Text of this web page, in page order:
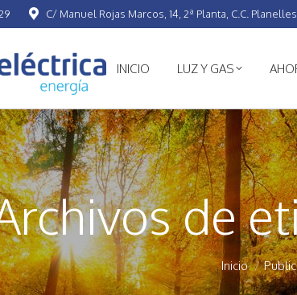
C/ Manuel Rojas Marcos, 14, 2ª Planta, C.C.
INICIO LUZ Y GAS
de
Estás aquí:
Inicio